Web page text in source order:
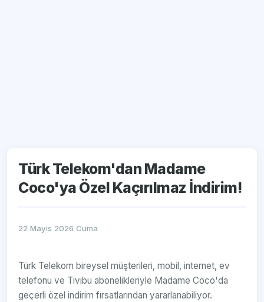
Türk Telekom'dan Madame
Coco'ya Özel Kaçırılmaz İndirim!
22 Mayıs 2026 Cuma
Türk Telekom bireysel müşterileri, mobil, internet, ev
telefonu ve Tivibu abonelikleriyle Madame Coco'da
geçerli özel indirim fırsatlarından yararlanabiliyor.